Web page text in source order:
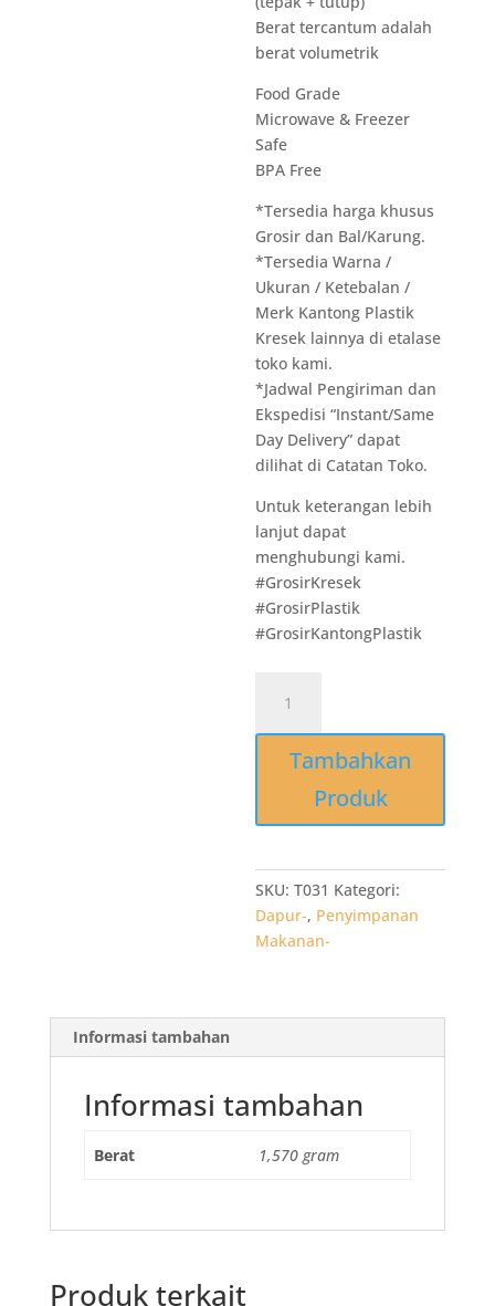
Berat tercantum adalah
berat volumetrik
Food Grade
Microwave & Freezer
Safe
BPA Free
*Tersedia harga khusus
Grosir dan Bal/Karung.
*Tersedia Warna /
Ukuran / Ketebalan /
Merk Kantong Plastik
Kresek lainnya di etalase
toko kami.
*Jadwal Pengiriman dan
Ekspedisi “Instant/Same
Day Delivery” dapat
dilihat di Catatan Toko.
Untuk keterangan lebih
lanjut dapat
menghubungi kami.
#GrosirKresek
#GrosirPlastik
#GrosirKantongPlastik
T031
Thinwall
Victory
25
set
Kotak
Tambahkan
Produk
SKU:T031 Kategori:
Dapur-, Penyimpanan
Makanan-
Informasi tambahan
Informasi tambahan
Berat 1,570 gram
Produk terkait